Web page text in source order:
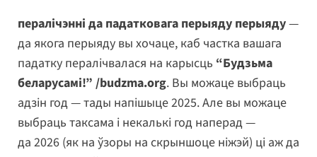
пералічэнні да падатковага перыяду перыяду—
да якога перыяду вы хочаце, каб частка вашага
падатку пералічвалася на карысць “Будзьма
беларусамі!” /budzma.org. Вы можаце выбраць
адзін год — тады напішыце 2025. Але вы можаце
выбраць таксама і некалькі год наперад —
да 2026 (як на ўзоры на скрыншоце ніжэй) ці аж да